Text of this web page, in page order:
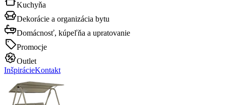
Kuchyňa
Dekorácie a organizácia bytu
Domácnosť, kúpeľňa a upratovanie
Promocje
Outlet
InšpirácieKontakt